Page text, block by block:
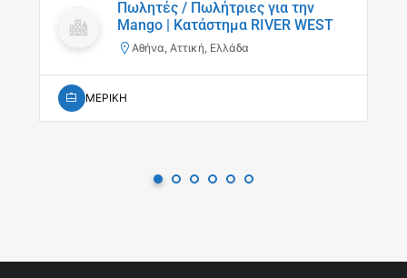
Πωλητές / Πωλήτριες για την
Mango | Κατάστημα RIVER WEST
Αθήνα, Αττική, Ελλάδα
ΜΕΡΙΚΗ